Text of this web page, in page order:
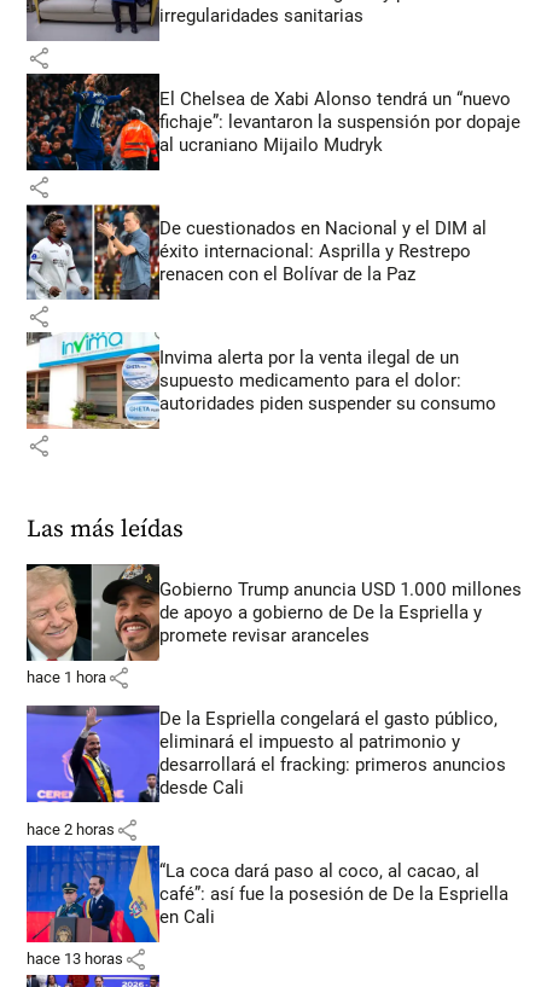
irregularidades sanitarias
share
El Chelsea de Xabi Alonso tendrá un “nuevo
fichaje”: levantaron la suspensión por dopaje
al ucraniano Mijailo Mudryk
share
De cuestionados en Nacional y el DIM al
éxito internacional: Asprilla y Restrepo
renacen con el Bolívar de la Paz
share
Invima alerta por la venta ilegal de un
supuesto medicamento para el dolor:
autoridades piden suspender su consumo
share
Las más leídas
Gobierno Trump anuncia USD 1.000 millones
de apoyo a gobierno de De la Espriella y
promete revisar aranceles
hace 1 hora share
De la Espriella congelará el gasto público,
eliminará el impuesto al patrimonio y
desarrollará el fracking: primeros anuncios
desde Cali
hace 2 horas share
“La coca dará paso al coco, al cacao, al
café”: así fue la posesión de De la Espriella
en Cali
hace 13 horas share